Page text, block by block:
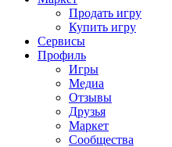
Продать игру
Купить игру
Сервисы
Профиль
Игры
Медиа
Отзывы
Друзья
Маркет
Сообщества